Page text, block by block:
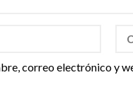
correo electrónico y